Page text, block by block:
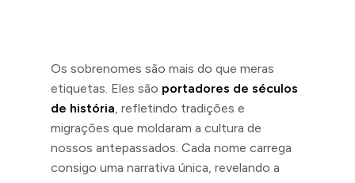
Os sobrenomes são mais do que meras
etiquetas. Eles são portadores de séculos
de história, refletindo tradições e
migrações que moldaram a cultura de
nossos antepassados. Cada nome carrega
consigo uma narrativa única, revelando a